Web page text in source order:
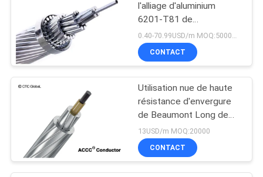
DE
SOUMISSION
NEWS
SITE
l'alliage d'aluminium
6201-T81 de
conducteur pour la ligne
de transport d'énergie
frais généraux nus
CONTACT
Utilisation nue de haute
résistance d'envergure
de Beaumont Long de
conducteur
13USD/m MOQ:20000
CONTACT